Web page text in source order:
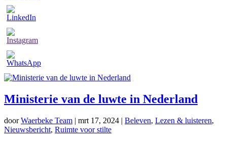
Ministerie van de luwte in Nederland
doorWaerbeke Team | mrt 17, 2024 | Beleven, Lezen & luisteren,
Nieuwsbericht, Ruimte voor stilte